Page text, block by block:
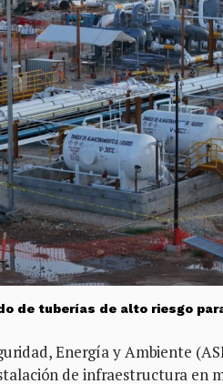
de tuberías de alto riesgo
Energía y Ambiente
de infraestructura en